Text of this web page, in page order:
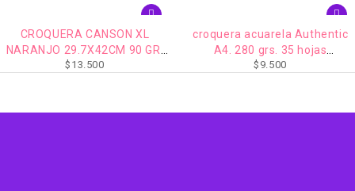
CANSON XL
29.7X42CM 90 GR.
120 HOJAS
croquera acuarela Authentic
A4. 280 grs. 35 hojas
microperforado